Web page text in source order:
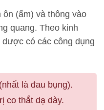
(ấm) và thông vào
quang. Theo kinh
có các công dụng
là đau bụng).
co thắt dạ dày.